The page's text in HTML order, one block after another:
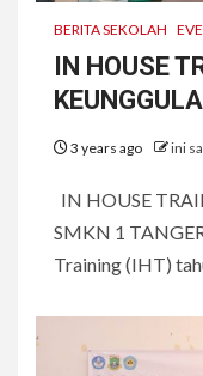
BERITA SEKOLAH
IN HOUSE
3 years ago ini
IN HOUSE
SMKN 1
Training (IHT)